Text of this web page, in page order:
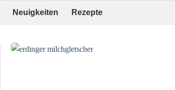
Neuigkeiten Rezepte